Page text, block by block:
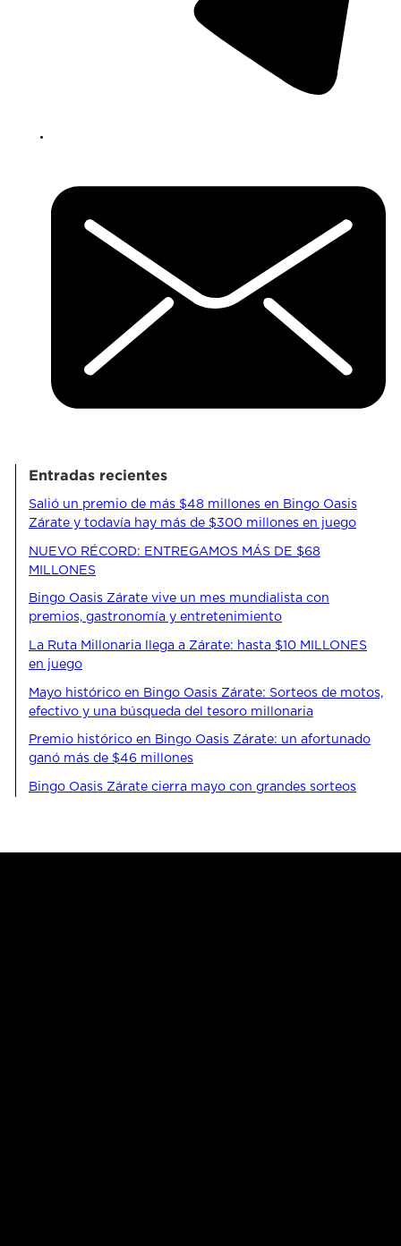
Entradas recientes
Salió un premio de más $48 millones en Bingo Oasis
Zárate y todavía hay más de $300 millones en juego
NUEVO RÉCORD: ENTREGAMOS MÁS DE $68
MILLONES
Bingo Oasis Zárate vive un mes mundialista con
premios, gastronomía y entretenimiento
La Ruta Millonaria llega a Zárate: hasta $10 MILLONES
en juego
Mayo histórico en Bingo Oasis Zárate: Sorteos de motos,
efectivo y una búsqueda del tesoro millonaria
Premio histórico en Bingo Oasis Zárate: un afortunado
ganó más de $46 millones
Bingo Oasis Zárate cierra mayo con grandes sorteos